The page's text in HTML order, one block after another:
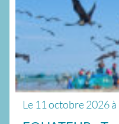
Le 11 octobre 2026à